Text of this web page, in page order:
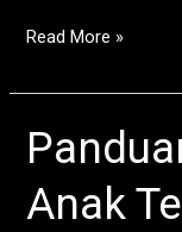
Read More »
Anak
Panduan
Lengkap
Ajar